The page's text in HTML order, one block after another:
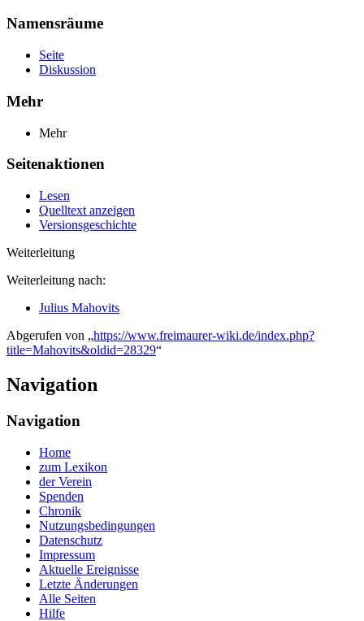
Namensräume
Seite
Diskussion
Mehr
Mehr
Seitenaktionen
Lesen
Quelltext anzeigen
Versionsgeschichte
Weiterleitung
Weiterleitung nach:
Julius Mahovits
Abgerufen von „https://www.freimaurer-wiki.de/index.php?
title=Mahovits&oldid=28329“
Navigation
Navigation
Home
zum Lexikon
der Verein
Spenden
Chronik
Nutzungsbedingungen
Datenschutz
Impressum
Aktuelle Ereignisse
Letzte Änderungen
Alle Seiten
Hilfe